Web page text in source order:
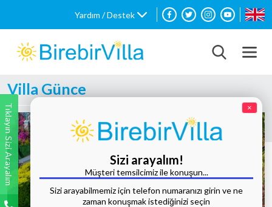
Yardım / Destek
Villa Günce
Tıklayın Sizi Arayalım ×
Sizi arayalım!
Müşteri temsilcimiz ile konuşun...
Sizi arayabilmemiz için telefon numaranızı girin ve ne
zaman konuşmak istediğinizi seçin